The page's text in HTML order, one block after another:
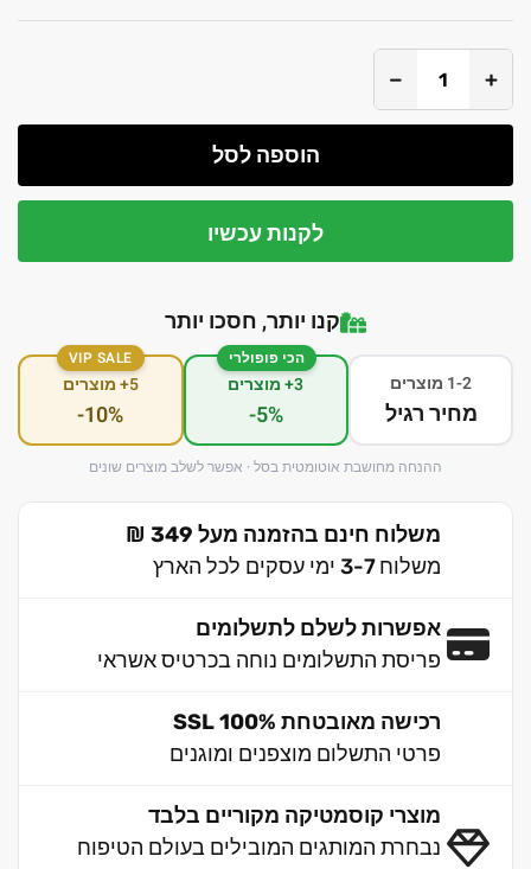
+
−
הוספה לסל
לקנות עכשיו
קנו יותר, חסכו יותר
1-2 מוצרים
מחיר רגיל
הכי פופולרי
3+ מוצרים
-5%
VIP SALE
5+ מוצרים
-10%
ההנחה מחושבת אוטומטית בסל · אפשר לשלב מוצרים שונים
משלוח חינם בהזמנה מעל 349 ₪
משלוח 3-7 ימי עסקים לכל הארץ
אפשרות לשלם לתשלומים
פריסת התשלומים נוחה בכרטיס אשראי
רכישה מאובטחת 100% SSL
פרטי התשלום מוצפנים ומוגנים
מוצרי קוסמטיקה מקוריים בלבד
נבחרת המותגים המובילים בעולם הטיפוח